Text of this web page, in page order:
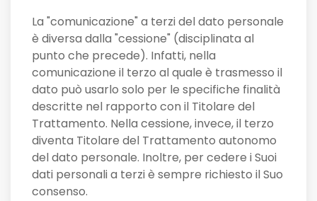
La "comunicazione" a terzi del dato personale
è diversa dalla "cessione" (disciplinata al
punto che precede). Infatti, nella
comunicazione il terzo al quale è trasmesso il
dato può usarlo solo per le specifiche finalità
descritte nel rapporto con il Titolare del
Trattamento. Nella cessione, invece, il terzo
diventa Titolare del Trattamento autonomo
del dato personale. Inoltre, per cedere i Suoi
dati personali a terzi è sempre richiesto il Suo
consenso.